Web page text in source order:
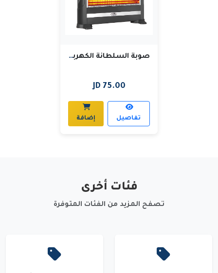
صوبة السلطانة الكهربائية
75.00 JD
تفاصيل إضافة
فئات أخرى
تصفح المزيد من الفئات المتوفرة